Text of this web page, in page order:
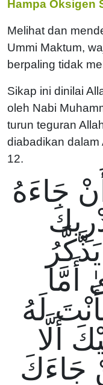
Hampa Oksigen
Melihat dan
Ummi Maktum,
berpaling tidak
Sikap ini dinilai
oleh Nabi
turun teguran
diabadikan dalam
12.
جَاءَهُ
أَمَّا
لَهُ
أَلَّا
جَاءَكَ